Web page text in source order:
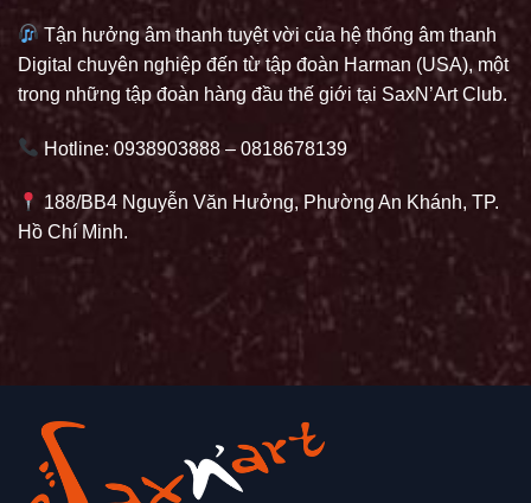
Tận hưởng âm thanh tuyệt vời của hệ thống âm thanh
Digital chuyên nghiệp đến từ tập đoàn Harman (USA), một
trong những tập đoàn hàng đầu thế giới tại SaxN’Art Club.
Hotline: 0938903888 – 0818678139
188/BB4 Nguyễn Văn Hưởng, Phường An Khánh, TP.
Hồ Chí Minh.